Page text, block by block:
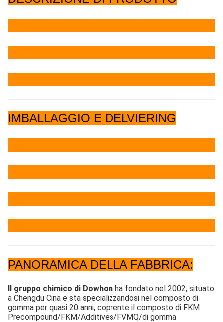
IMBALLAGGIO E DELVIERING
PANORAMICA DELLA FABBRICA:
Il gruppo chimico di Dowhon ha fondato nel 2002, situato
a Chengdu Cina e sta specializzandosi nel composto di
gomma per quasi 20 anni, coprente il composto di FKM
Precompound/FKM/Additives/FVMQ/di gomma